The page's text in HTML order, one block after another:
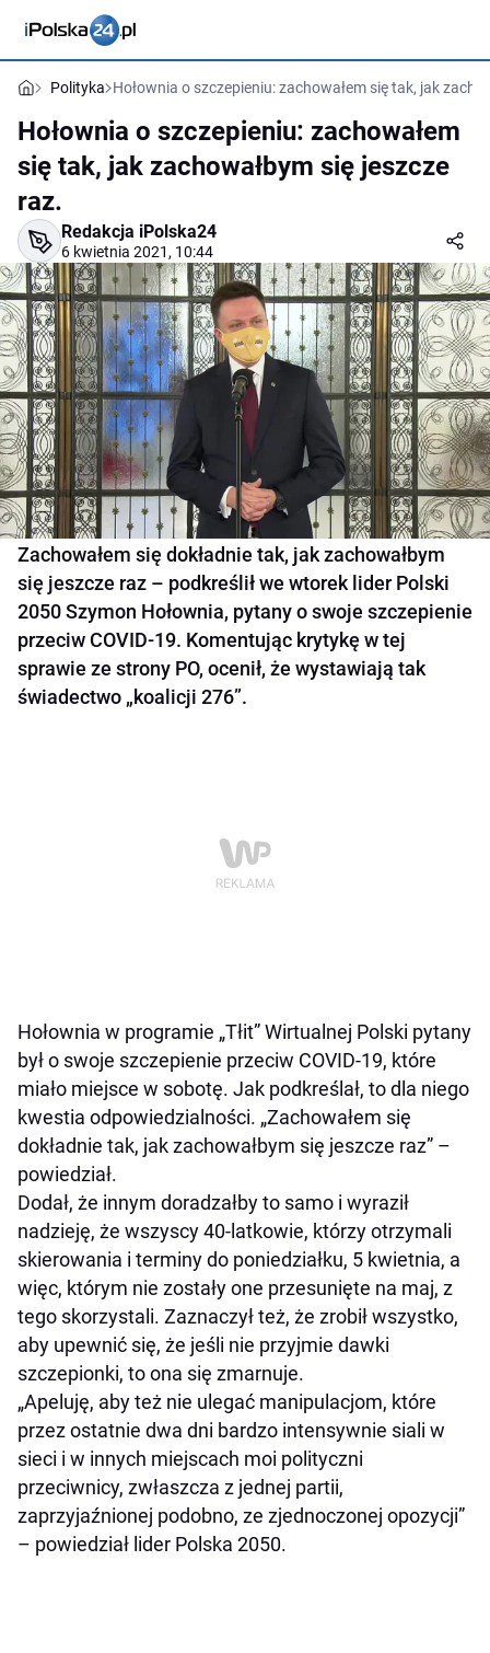
Polityka Hołownia o szczepieniu: zachowałem się tak, jak
Hołownia o szczepieniu: zachowałem
się tak, jak zachowałbym się jeszcze
raz.
Redakcja iPolska24
6 kwietnia 2021, 10:44
Zachowałem się dokładnie tak, jak zachowałbym
się jeszcze raz – podkreślił we wtorek lider Polski
2050 Szymon Hołownia, pytany o swoje szczepienie
przeciw COVID-19. Komentując krytykę w tej
sprawie ze strony PO, ocenił, że wystawiają tak
świadectwo „koalicji 276”.
Hołownia w programie „Tłit” Wirtualnej Polski pytany
był o swoje szczepienie przeciw COVID-19, które
miało miejsce w sobotę. Jak podkreślał, to dla niego
kwestia odpowiedzialności. „Zachowałem się
dokładnie tak, jak zachowałbym się jeszcze raz” –
powiedział.
Dodał, że innym doradzałby to samo i wyraził
nadzieję, że wszyscy 40-latkowie, którzy otrzymali
skierowania i terminy do poniedziałku, 5 kwietnia, a
więc, którym nie zostały one przesunięte na maj, z
tego skorzystali. Zaznaczył też, że zrobił wszystko,
aby upewnić się, że jeśli nie przyjmie dawki
szczepionki, to ona się zmarnuje.
„Apeluję, aby też nie ulegać manipulacjom, które
przez ostatnie dwa dni bardzo intensywnie siali w
sieci i w innych miejscach moi polityczni
przeciwnicy, zwłaszcza z jednej partii,
zaprzyjaźnionej podobno, ze zjednoczonej opozycji”
– powiedział lider Polska 2050.